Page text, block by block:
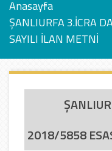
Anasayfa
ŞANLIURFA 3.İCRA
SAYILI İLAN METNİ
2018/5858